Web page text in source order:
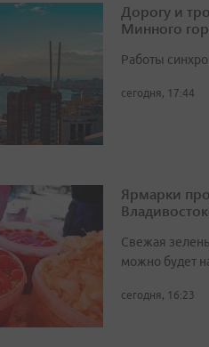
Дорогу и
Минного
Работы
сегодня, 17:44
Ярмарки
Свежая
можно будет
сегодня, 16:23